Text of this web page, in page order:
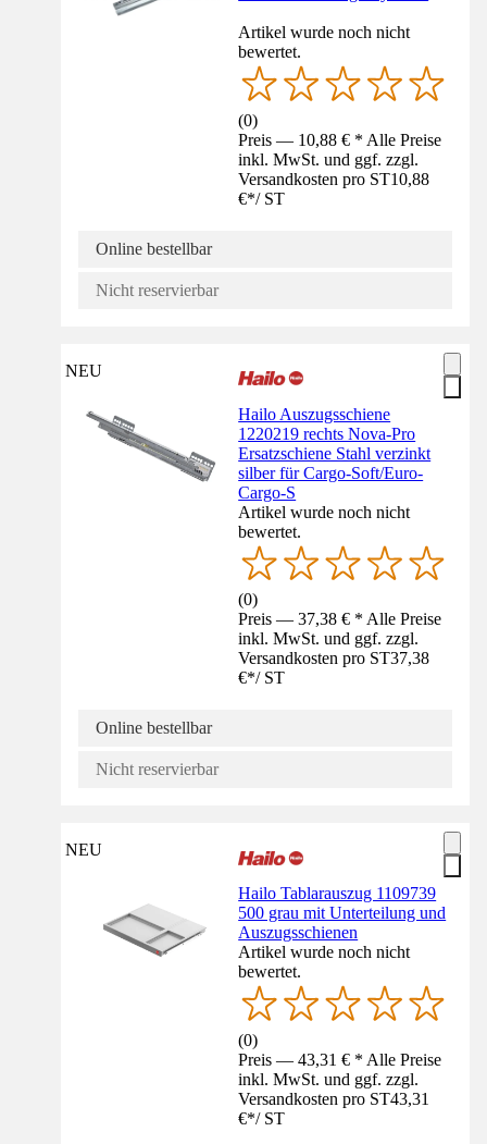
Artikel wurde noch nicht
bewertet.
(0)
Preis — 10,88 € * Alle Preise
inkl. MwSt. und ggf. zzgl.
Versandkosten pro ST10,88
€*/ ST
Online bestellbar
Nicht reservierbar
NEU
Hailo Auszugsschiene
1220219 rechts Nova-Pro
Ersatzschiene Stahl verzinkt
silber für Cargo-Soft/Euro-
Cargo-S
Artikel wurde noch nicht
bewertet.
(0)
Preis — 37,38 € * Alle Preise
inkl. MwSt. und ggf. zzgl.
Versandkosten pro ST37,38
€*/ ST
Online bestellbar
Nicht reservierbar
NEU
Hailo Tablarauszug 1109739
500 grau mit Unterteilung und
Auszugsschienen
Artikel wurde noch nicht
bewertet.
(0)
Preis — 43,31 € * Alle Preise
inkl. MwSt. und ggf. zzgl.
Versandkosten pro ST43,31
€*/ ST